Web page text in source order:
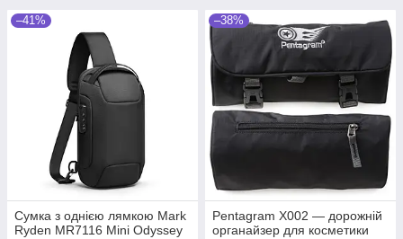
–41%
Сумка з однією лямкою Mark
Ryden MR7116 Mini Odyssey
–38%
Pentagram X002 — дорожній
органайзер для косметики